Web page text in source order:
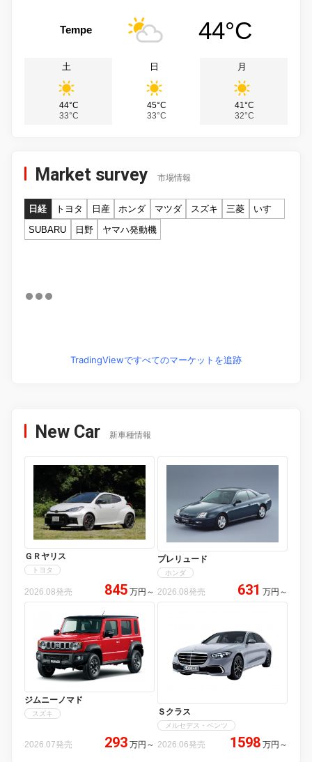
Tempe 44°C
土
44°C
33°C
日
45°C
33°C
月
41°C
32°C
Market survey 市場情報
日経 トヨタ 日産 ホンダ マツダ スズキ 三菱
いすゞ
SUBARU
日野 ヤマハ発動機
TradingViewですべてのマーケットを追跡
New Car 新車種情報
ＧＲヤリス
トヨタ
2026.08発売 845 万円 ～
プレリュード
ホンダ
2026.08発売 631 万円 ～
ジムニーノマド
スズキ
2026.07発売 293 万円 ～
Ｓクラス
メルセデス・ベンツ
2026.06発売 1598 万円 ～